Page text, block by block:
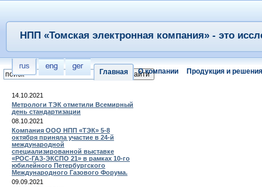
Главная О компании Продукция и решения
НПП «Томская электронная компания» - это
14.10.2021
Метрологи ТЭК отметили Всемирный
день стандартизации
08.10.2021
Компания ООО НПП «ТЭК» 5-8
октября приняла участие в 24-й
международной
специализированной выставке
«РОС-ГАЗ-ЭКСПО 21» в рамках 10-го
юбилейного Петербургского
Международного Газового Форума.
09.09.2021